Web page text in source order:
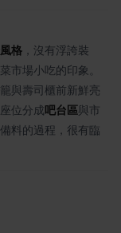
格 ，沒有浮誇裝
市場小吃的印象。
與壽司櫃前新鮮亮
座位分成吧台區與市
料的過程，很有臨